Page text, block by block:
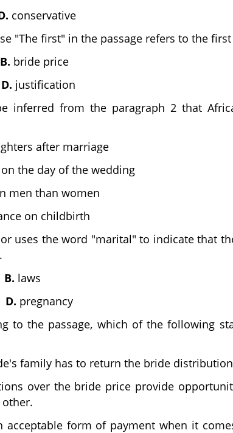
conservative
"The first" in the passage refers to the first
B. bride price
D. justification
inferred from the paragraph 2 that
after marriage
on the day of the wedding
men than women
on childbirth
uses the word "marital" to indicate that
B. laws
D. pregnancy
to the passage, which of the following
family has to return the bride
over the bride price provide
acceptable form of payment when it